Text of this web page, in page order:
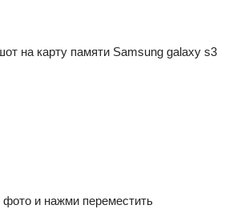
на карту памяти Samsung galaxy s3
и нажми переместить